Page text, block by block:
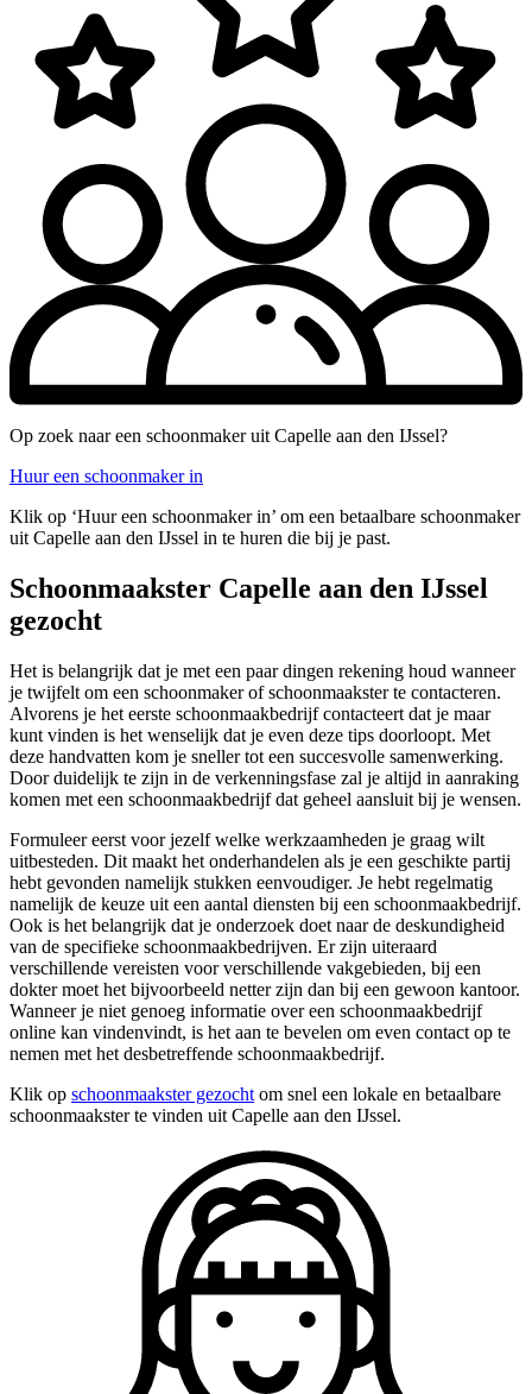
Op zoek naar een schoonmaker uit Capelle aan den IJssel?
Huur een schoonmaker in
Klik op ‘Huur een schoonmaker in’ om een betaalbare schoonmaker
uit Capelle aan den IJssel in te huren die bij je past.
Schoonmaakster Capelle aan den IJssel
gezocht
Het is belangrijk dat je met een paar dingen rekening houd wanneer
je twijfelt om een schoonmaker of schoonmaakster te contacteren.
Alvorens je het eerste schoonmaakbedrijf contacteert dat je maar
kunt vinden is het wenselijk dat je even deze tips doorloopt. Met
deze handvatten kom je sneller tot een succesvolle samenwerking.
Door duidelijk te zijn in de verkenningsfase zal je altijd in aanraking
komen met een schoonmaakbedrijf dat geheel aansluit bij je wensen.
Formuleer eerst voor jezelf welke werkzaamheden je graag wilt
uitbesteden. Dit maakt het onderhandelen als je een geschikte partij
hebt gevonden namelijk stukken eenvoudiger. Je hebt regelmatig
namelijk de keuze uit een aantal diensten bij een schoonmaakbedrijf.
Ook is het belangrijk dat je onderzoek doet naar de deskundigheid
van de specifieke schoonmaakbedrijven. Er zijn uiteraard
verschillende vereisten voor verschillende vakgebieden, bij een
dokter moet het bijvoorbeeld netter zijn dan bij een gewoon kantoor.
Wanneer je niet genoeg informatie over een schoonmaakbedrijf
online kan vindenvindt, is het aan te bevelen om even contact op te
nemen met het desbetreffende schoonmaakbedrijf.
Klik op schoonmaakster gezocht om snel een lokale en betaalbare
schoonmaakster te vinden uit Capelle aan den IJssel.